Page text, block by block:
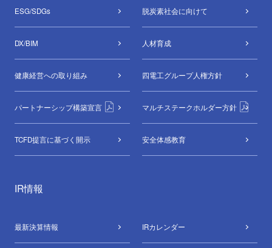
ESG/SDGs 脱炭素社会に向けて
DX/BIM ⼈材育成
健康経営への取り組み 四電工グループ人権方針
パートナーシップ構築宣言 マルチステークホルダー方針
TCFD提言に基づく開示 安全体感教育
IR情報
最新決算情報 IRカレンダー